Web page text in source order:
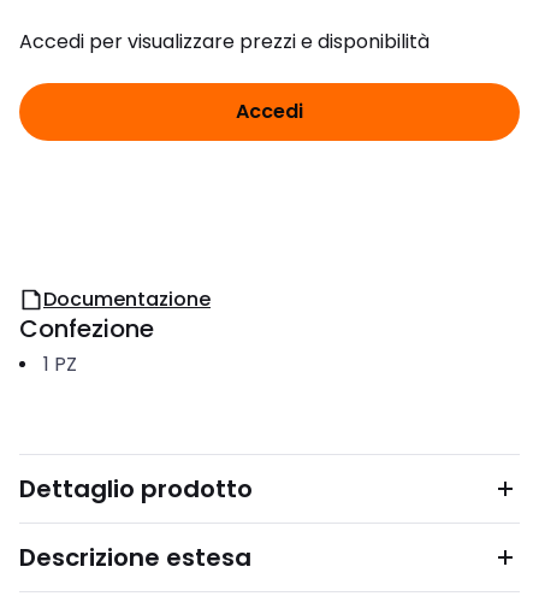
Accedi per visualizzare prezzi e disponibilità
Accedi
Documentazione
Confezione
1 PZ
Dettaglio prodotto
Descrizione estesa